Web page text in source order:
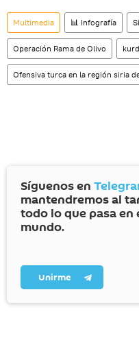
Multimedia 📊 Infografía
Operación Rama de Olivo
Ofensiva turca en la región siria
Síguenos en
mantendremos al
todo lo que pasa en
mundo.
Unirme